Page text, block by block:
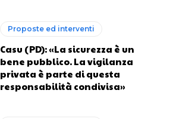
Proposte ed interventi
Casu (PD): «La sicurezza è un
bene pubblico. La vigilanza
privata è parte di questa
responsabilità condivisa»